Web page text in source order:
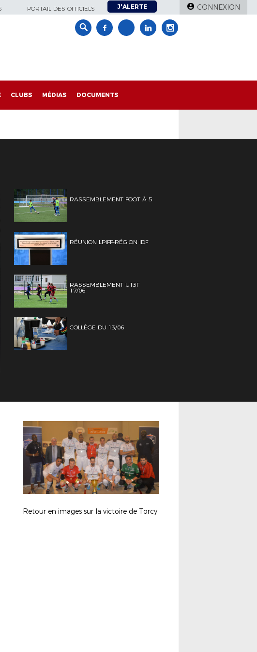
PORTAIL DES OFFICIELS J'ALERTE CONNEXION
CLUBS MÉDIAS DOCUMENTS
RASSEMBLEMENT FOOT À 5
RÉUNION LPIFF-RÉGION IDF
RASSEMBLEMENT U13F
17/06
COLLÈGE DU 13/06
Retour en images sur la victoire de Torcy